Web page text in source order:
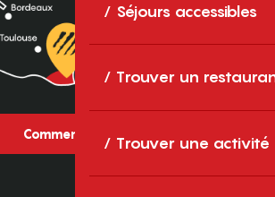
Séjours accessibles
Trouver un
Trouver une activité
Comment venir ?